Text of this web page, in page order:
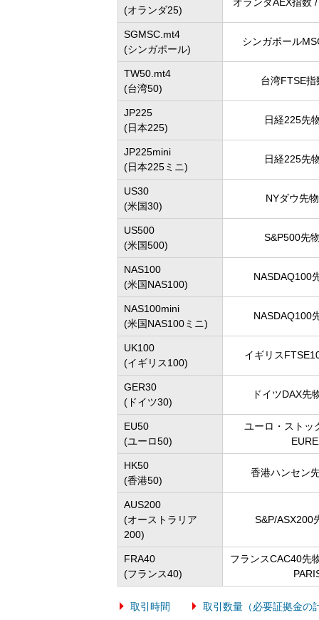
(オランダ25)
SGMSC.mt4
(シンガポール)
シンガポール
TW50.mt4
(台湾50)
台湾FTSE指
JP225
(日本225)
日経225先
JP225mini
(日本225ミニ)
日経225先
US30
(米国30)
NYダウ先
US500
(米国500)
S&P500先
NAS100
(米国NAS100)
NASDAQ100
NAS100mini
(米国NAS100ミニ)
NASDAQ100
UK100
(イギリス100)
イギリス
GER30
(ドイツ30)
ドイツDAX先
EU50
(ユーロ50)
ユーロ・ストッ
HK50
(香港50)
香港ハンセン
AUS200
(オーストラリア
200)
S&P/ASX200
FRA40
(フランス40)
フランスCAC40先
取引時間 取引数量（必要証拠金の